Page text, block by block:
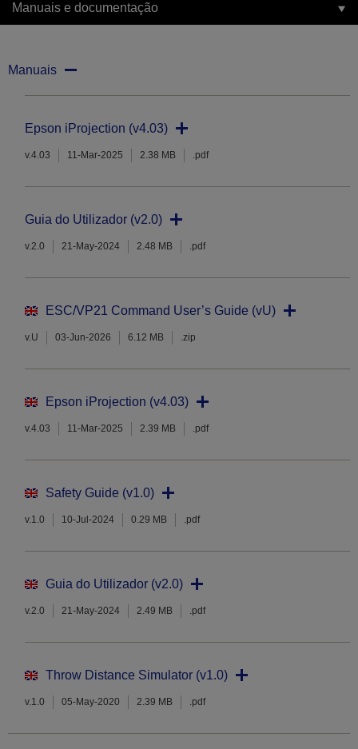
Manuais e documentação
Manuais
Epson iProjection (v4.03)
v.4.03 11-Mar-2025 2.38 MB .pdf
Guia do Utilizador (v2.0)
v.2.0 21-May-2024 2.48 MB .pdf
ESC/VP21 Command User’s Guide (vU)
v.U 03-Jun-2026 6.12 MB .zip
Epson iProjection (v4.03)
v.4.03 11-Mar-2025 2.39 MB .pdf
Safety Guide (v1.0)
v.1.0 10-Jul-2024 0.29 MB .pdf
Guia do Utilizador (v2.0)
v.2.0 21-May-2024 2.49 MB .pdf
Throw Distance Simulator (v1.0)
v.1.0 05-May-2020 2.39 MB .pdf